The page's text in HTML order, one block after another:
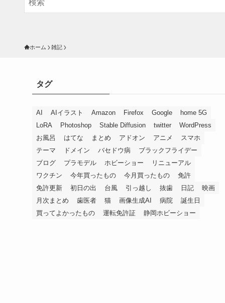
ホーム 雑記
タグ
AI AIイラスト Amazon Firefox Google
home 5G
LoRA
Photoshop Stable Diffusion twitter
WordPress
お風呂
はてな まとめ アドオン アニメ
スマホ
テーマ
ドメイン バセドウ病
ブラックフライデー
ブログ
プラモデル ホビーショー
リニューアル
ワクチン
今年買ったもの 今月買ったもの
免許
免許更新
初日の出 台風 引っ越し 抜歯 日記
映画
月次まとめ
歯医者 猫 画像生成AI 病院
誕生日
買ってよかったもの
運転免許証 静岡ホビーショー